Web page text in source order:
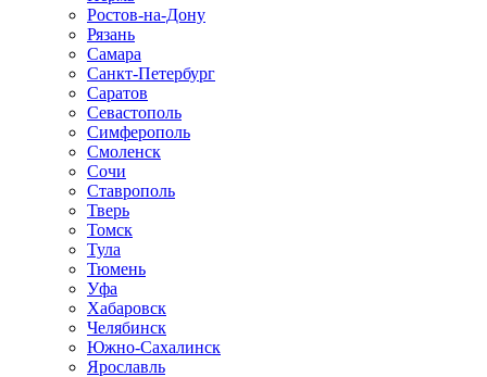
Ростов-на-Дону
Рязань
Самара
Санкт-Петербург
Саратов
Севастополь
Симферополь
Смоленск
Сочи
Ставрополь
Тверь
Томск
Тула
Тюмень
Уфа
Хабаровск
Челябинск
Южно-Сахалинск
Ярославль